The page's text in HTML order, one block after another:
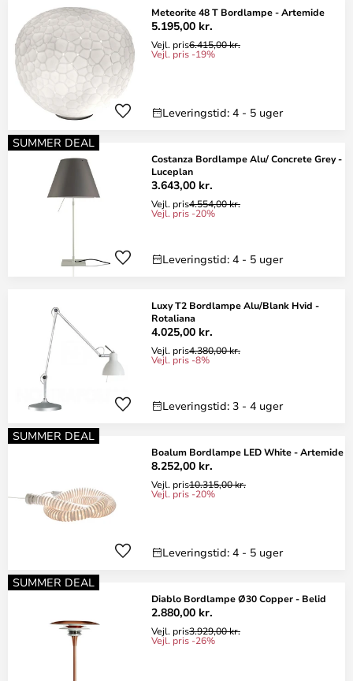
Meteorite 48 T Bordlampe - Artemide
5.195,00 kr.
Vejl. pris6.415,00 kr.
Vejl. pris -19%
Leveringstid: 4 - 5 uger
SUMMER DEAL
Costanza Bordlampe Alu/ Concrete Grey -
Luceplan
3.643,00 kr.
Vejl. pris4.554,00 kr.
Vejl. pris -20%
Leveringstid: 4 - 5 uger
Luxy T2 Bordlampe Alu/Blank Hvid -
Rotaliana
4.025,00 kr.
Vejl. pris4.380,00 kr.
Vejl. pris -8%
Leveringstid: 3 - 4 uger
SUMMER DEAL
Boalum Bordlampe LED White - Artemide
8.252,00 kr.
Vejl. pris10.315,00 kr.
Vejl. pris -20%
Leveringstid: 4 - 5 uger
SUMMER DEAL
Diablo Bordlampe Ø30 Copper - Belid
2.880,00 kr.
Vejl. pris3.929,00 kr.
Vejl. pris -26%